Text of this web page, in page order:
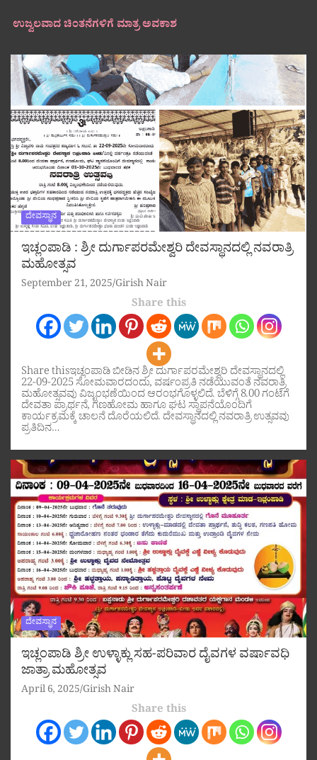
ಉಜ್ವಲವಾದ ಚಿಂತನೆಗಳಿಗೆ ಮಾತ್ರ ಅವಕಾಶ
ದೇವಸ್ಥಾನ
ಇಚ್ಲಂಪಾಡಿ : ಶ್ರೀ ದುರ್ಗಾಪರಮೇಶ್ವರಿ ದೇವಸ್ಥಾನದಲ್ಲಿ ನವರಾತ್ರಿ
ಮಹೋತ್ಸವ
September 21, 2025 Girish Nair
Share this
Share thisಇಚ್ಲಂಪಾಡಿ ಬೀಡಿನ ಶ್ರೀ ದುರ್ಗಾಪರಮೇಶ್ವರಿ ದೇವಸ್ಥಾನದಲ್ಲಿ
22-09-2025 ಸೋಮವಾರದಂದು, ವರ್ಷಂಪ್ರತಿ ನಡೆಯುವಂತೆ ನವರಾತ್ರಿ
ಮಹೋತ್ಸವವು ವಿಜೃಂಭಣೆಯಿಂದ ಆರಂಭಗೊಳ್ಳಲಿದೆ. ಬೆಳಿಗ್ಗೆ 8.00 ಗಂಟೆಗೆ
ದೇವತಾ ಪ್ರಾರ್ಥನೆ, ಗಣಹೋಮ ಹಾಗೂ ಘಟ ಸ್ಥಾಪನೆಯೊಂದಿಗೆ
ಕಾರ್ಯಕ್ರಮಕ್ಕೆ ಚಾಲನೆ ದೊರೆಯಲಿದೆ. ದೇವಸ್ಥಾನದಲ್ಲಿ ನವರಾತ್ರಿ ಉತ್ಸವವು
ಪ್ರತಿದಿನ…
ದೇವಸ್ಥಾನ
ಇಚ್ಲಂಪಾಡಿ ಶ್ರೀ ಉಳ್ಳಾಕ್ಲು ಸಹ-ಪರಿವಾರ ದೈವಗಳ ವರ್ಷಾವಧಿ
ಜಾತ್ರಾ ಮಹೋತ್ಸವ
April 6, 2025 Girish Nair
Share this